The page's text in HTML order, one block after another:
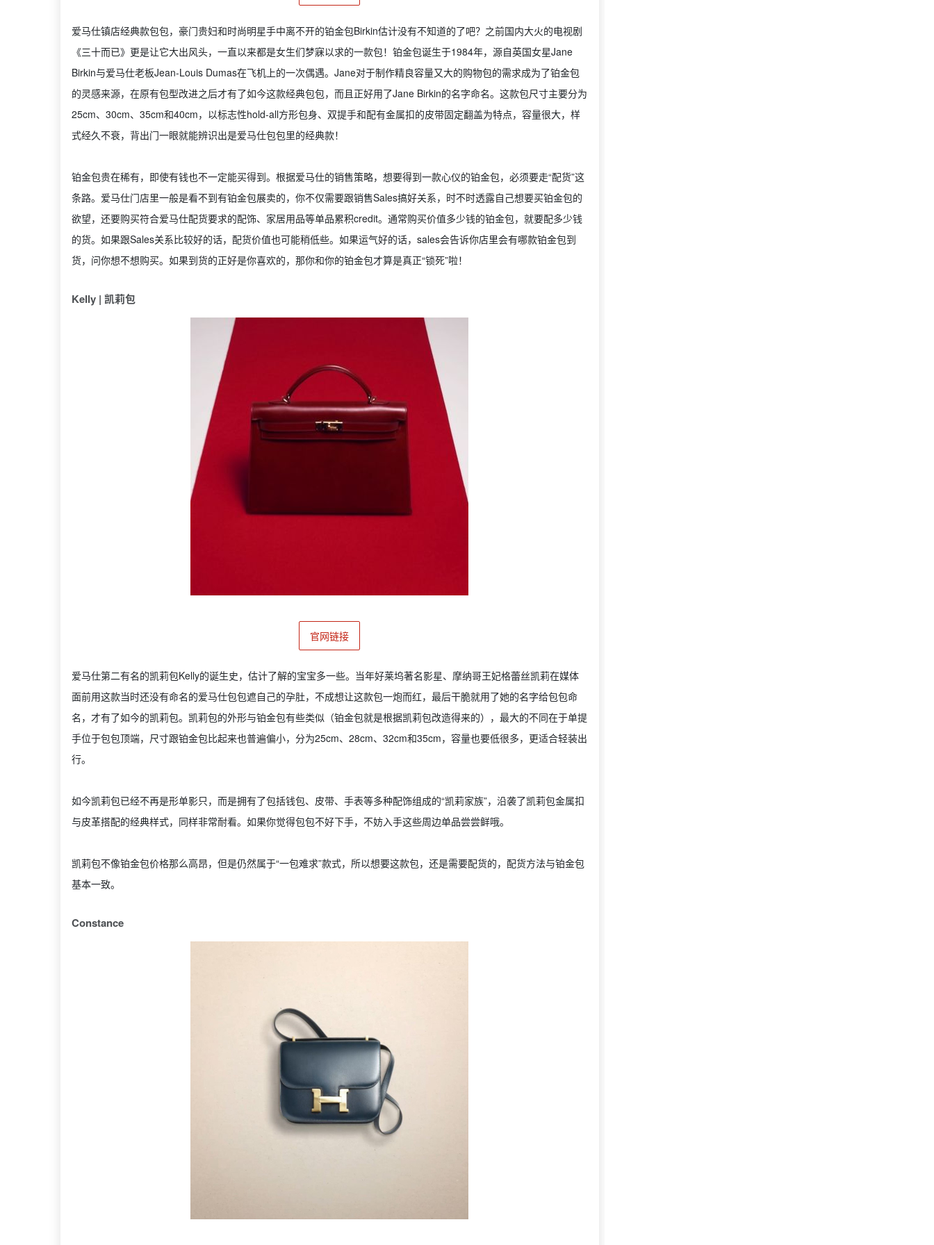
爱马仕镇店经典款包包，豪门贵妇和时尚明星手中离不开的铂金包Birkin估计没有不知道的了吧？之前国内大火的电视剧
《三十而已》更是让它大出风头，一直以来都是女生们梦寐以求的一款包！铂金包诞生于1984年，源自英国女星Jane
Birkin与爱马仕老板Jean-Louis Dumas在飞机上的一次偶遇。Jane对于制作精良容量又大的购物包的需求成为了铂金包
的灵感来源，在原有包型改进之后才有了如今这款经典包包，而且正好用了Jane Birkin的名字命名。这款包尺寸主要分为
25cm、30cm、35cm和40cm，以标志性hold-all方形包身、双提手和配有金属扣的皮带固定翻盖为特点，容量很大，样
式经久不衰，背出门一眼就能辨识出是爱马仕包包里的经典款！
铂金包贵在稀有，即使有钱也不一定能买得到。根据爱马仕的销售策略，想要得到一款心仪的铂金包，必须要走“配货”这
条路。爱马仕门店里一般是看不到有铂金包展卖的，你不仅需要跟销售Sales搞好关系，时不时透露自己想要买铂金包的
欲望，还要购买符合爱马仕配货要求的配饰、家居用品等单品累积credit。通常购买价值多少钱的铂金包，就要配多少钱
的货。如果跟Sales关系比较好的话，配货价值也可能稍低些。如果运气好的话，sales会告诉你店里会有哪款铂金包到
货，问你想不想购买。如果到货的正好是你喜欢的，那你和你的铂金包才算是真正“锁死”啦！
Kelly | 凯莉包
官网链接
爱马仕第二有名的凯莉包Kelly的诞生史，估计了解的宝宝多一些。当年好莱坞著名影星、摩纳哥王妃格蕾丝凯莉在媒体
面前用这款当时还没有命名的爱马仕包包遮自己的孕肚，不成想让这款包一炮而红，最后干脆就用了她的名字给包包命
名，才有了如今的凯莉包。凯莉包的外形与铂金包有些类似（铂金包就是根据凯莉包改造得来的），最大的不同在于单提
手位于包包顶端，尺寸跟铂金包比起来也普遍偏小，分为25cm、28cm、32cm和35cm，容量也要低很多，更适合轻装出
行。
如今凯莉包已经不再是形单影只，而是拥有了包括钱包、皮带、手表等多种配饰组成的“凯莉家族”，沿袭了凯莉包金属扣
与皮革搭配的经典样式，同样非常耐看。如果你觉得包包不好下手，不妨入手这些周边单品尝尝鲜哦。
凯莉包不像铂金包价格那么高昂，但是仍然属于“一包难求”款式，所以想要这款包，还是需要配货的，配货方法与铂金包
基本一致。
Constance